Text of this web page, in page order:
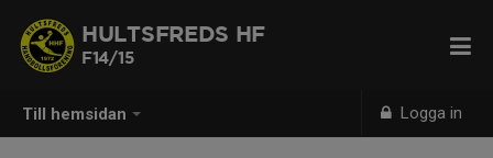
Till hemsidan Logga in
HULTSFREDS HF
F14/15